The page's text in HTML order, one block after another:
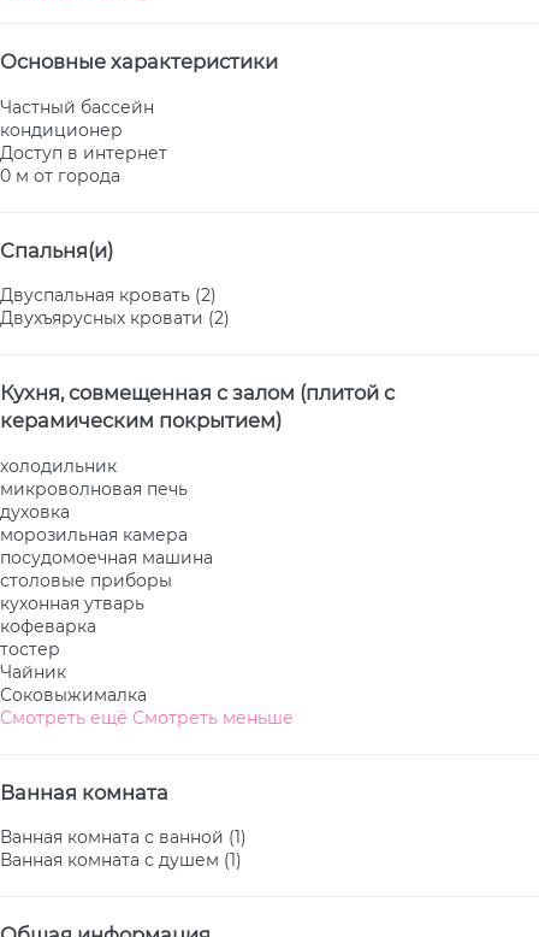
Основные характеристики
Частный бассейн
кондиционер
Доступ в интернет
0 м от города
Спальня(и)
Двуспальная кровать (2)
Двухъярусных кровати (2)
Кухня, совмещенная с залом (плитой с
керамическим покрытием)
холодильник
микроволновая печь
духовка
морозильная камера
посудомоечная машина
столовые приборы
кухонная утварь
кофеварка
тостер
Чайник
Соковыжималка
Смотреть ещё Смотреть меньше
Ванная комната
Ванная комната с ванной (1)
Ванная комната с душем (1)